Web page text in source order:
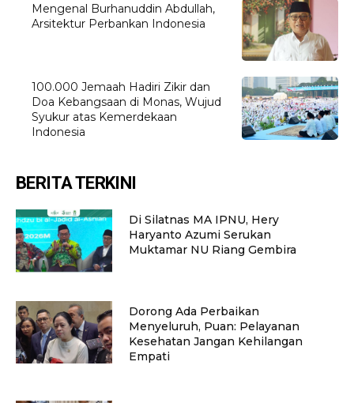
Mengenal Burhanuddin Abdullah,
Arsitektur Perbankan Indonesia
100.000 Jemaah Hadiri Zikir dan
Doa Kebangsaan di Monas, Wujud
Syukur atas Kemerdekaan
Indonesia
BERITA TERKINI
Di Silatnas MA IPNU, Hery
Haryanto Azumi Serukan
Muktamar NU Riang Gembira
Dorong Ada Perbaikan
Menyeluruh, Puan: Pelayanan
Kesehatan Jangan Kehilangan
Empati